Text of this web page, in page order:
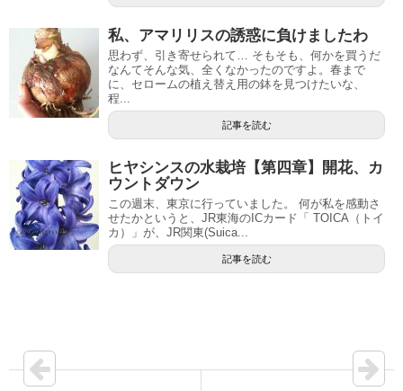
私、アマリリスの誘惑に負けましたわ
思わず、引き寄せられて… そもそも、何かを買うだ
なんてそんな気、全くなかったのですよ。春まで
に、セロームの植え替え用の鉢を見つけたいな、
程...
記事を読む
ヒヤシンスの水栽培【第四章】開花、カ
ウントダウン
この週末、東京に行っていました。 何が私を感動さ
せたかというと、JR東海のICカード「 TOICA（トイ
カ）」が、JR関東(Suica...
記事を読む